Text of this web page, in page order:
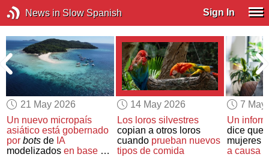
News in Slow Spanish Sign In
21 May 2026
Un nuevo micropaís
asiático está gobernado
por bots de IA
modelizadosen base a
14 May 2026
Los loros silvestres
copian a otros loros
cuando prueban nuevos
tipos de comida
7 May
Un
dice que
mujeres
a causa